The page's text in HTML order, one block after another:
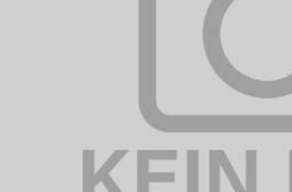
-Partner
personenbezogene Daten wie
Tracking-Technologien für die unter
verarbeiten Daten, um Ihnen Dienste